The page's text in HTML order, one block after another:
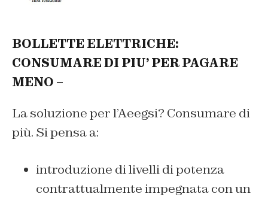
BOLLETTE ELETTRICHE:
CONSUMARE DI PIU’ PER PAGARE
MENO –
La soluzione per l’Aeegsi? Consumare di
più. Si pensa a:
introduzione di livelli di potenza
contrattualmente impegnata con un